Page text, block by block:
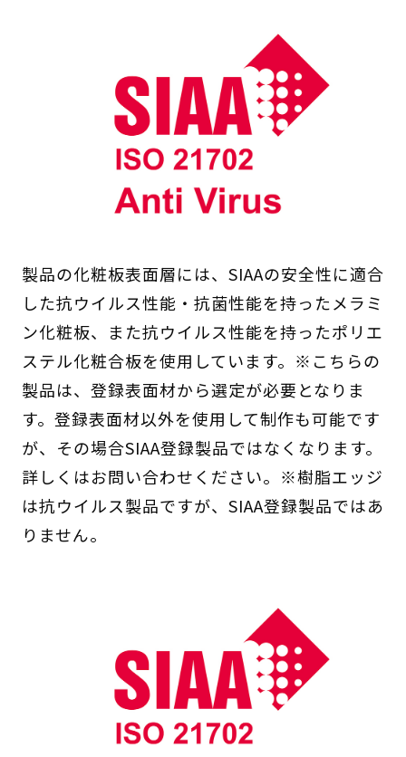
製品の化粧板表面層には、SIAAの安全性に適合
した抗ウイルス性能・抗菌性能を持ったメラミ
ン化粧板、また抗ウイルス性能を持ったポリエ
ステル化粧合板を使用しています。※こちらの
製品は、登録表面材から選定が必要となりま
す。登録表面材以外を使用して制作も可能です
が、その場合SIAA登録製品ではなくなります。
詳しくはお問い合わせください。※樹脂エッジ
は抗ウイルス製品ですが、SIAA登録製品ではあ
りません。